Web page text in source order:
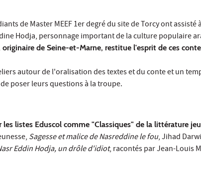
de Master MEEF 1er degré du site de Torcy ont assisté
Hodja, personnage important de la culture populaire
originaire de Seine-et-Marne, restitue l'esprit de ces
autour de l'oralisation des textes et du conte et un
poser leurs questions à la troupe.
listes Eduscol comme "Classiques" de la littérature
Sagesse et malice de Nasreddine le fou, Jihad
Eddin Hodja, un drôle d'idiot, racontés par Jean-Louis